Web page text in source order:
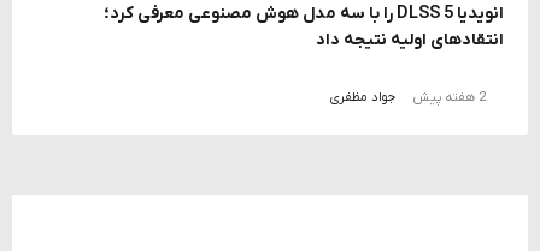
انویدیا DLSS 5 را با سه مدل هوش مصنوعی معرفی کرد؛
انتقادهای اولیه نتیجه داد
2 هفته پیش جواد مظفری